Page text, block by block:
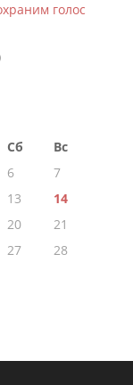
голос
Сб
Вс
6
7
13
14
20
21
27
28